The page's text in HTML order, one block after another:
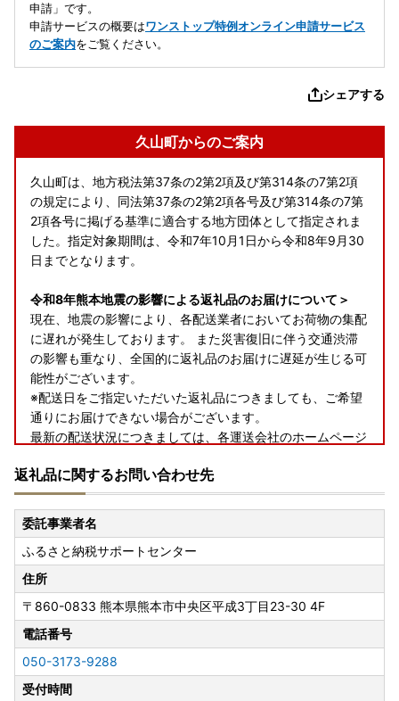
申請」です。
申請サービスの概要はワンストップ特例オンライン申請サービス
のご案内をご覧ください。
シェアする
久山町からのご案内
久山町は、地方税法第37条の2第2項及び第314条の7第2項
の規定により、同法第37条の2第2項各号及び第314条の7第
2項各号に掲げる基準に適合する地方団体として指定されま
した。指定対象期間は、令和7年10月1日から令和8年9月30
日までとなります。
令和8年熊本地震の影響による返礼品のお届けについて＞
現在、地震の影響により、各配送業者においてお荷物の集配
に遅れが発生しております。 また災害復旧に伴う交通渋滞
の影響も重なり、全国的に返礼品のお届けに遅延が生じる可
能性がございます。
※配送日をご指定いただいた返礼品につきましても、ご希望
通りにお届けできない場合がございます。
最新の配送状況につきましては、各運送会社のホームページ
■ ヤマト運輸：熊本県熊本地方を震源とする地震の影響に
よるお荷物のお届けについて
https://www.yamato-hd.co.jp/important/info_260728_2.ht
ml
■ 佐川急便：令和8年熊本地震に伴う集配への影響について
https://www2.sagawa-exp.co.jp/information/detail/406/
■ 日本郵便（ゆうパック）：熊本県熊本地方を震源とする
地震の影響について
https://www.post.japanpost.jp/newsrelease/pressrelease/
9879629480.html
寄附者の皆様にはご不便、ご迷惑をおかけし誠に申し訳ござ
いませんが、何卒ご理解賜りますようお願い申し上げます。
返礼品に関するお問い合わせ先
委託事業者名
ふるさと納税サポートセンター
住所
〒860-0833 熊本県熊本市中央区平成3丁目23-30 4F
電話番号
050-3173-9288
受付時間